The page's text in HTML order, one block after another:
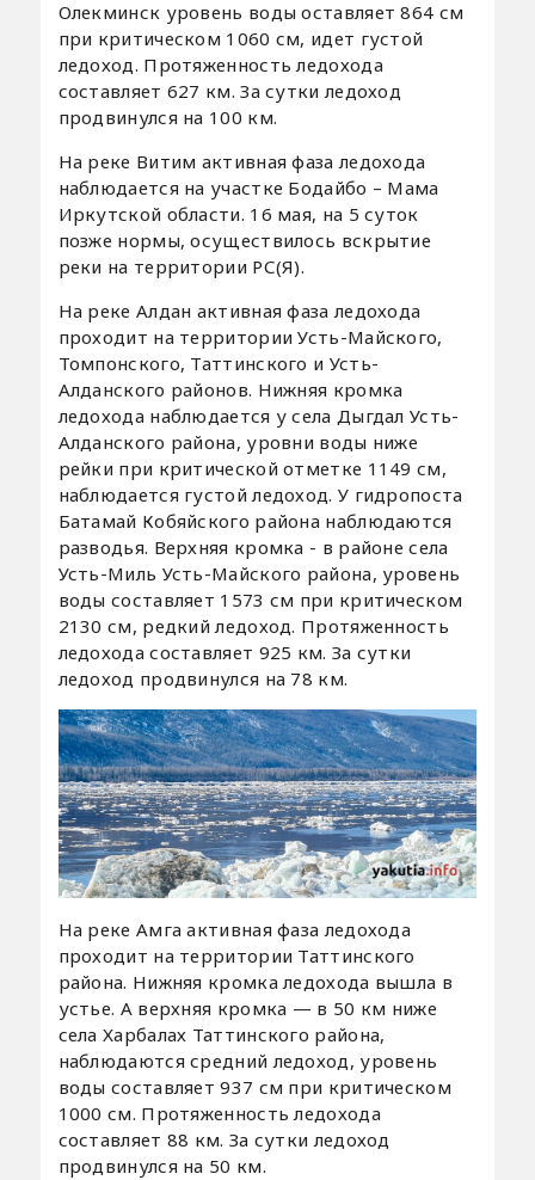
Олекминск уровень воды оставляет 864 см
при критическом 1060 см, идет густой
ледоход. Протяженность ледохода
составляет 627 км. За сутки ледоход
продвинулся на 100 км.
На реке Витим активная фаза ледохода
наблюдается на участке Бодайбо – Мама
Иркутской области. 16 мая, на 5 суток
позже нормы, осуществилось вскрытие
реки на территории РС(Я).
На реке Алдан активная фаза ледохода
проходит на территории Усть-Майского,
Томпонского, Таттинского и Усть-
Алданского районов. Нижняя кромка
ледохода наблюдается у села Дыгдал Усть-
Алданского района, уровни воды ниже
рейки при критической отметке 1149 см,
наблюдается густой ледоход. У гидропоста
Батамай Кобяйского района наблюдаются
разводья. Верхняя кромка - в районе села
Усть-Миль Усть-Майского района, уровень
воды составляет 1573 см при критическом
2130 см, редкий ледоход. Протяженность
ледохода составляет 925 км. За сутки
ледоход продвинулся на 78 км.
На реке Амга активная фаза ледохода
проходит на территории Таттинского
района. Нижняя кромка ледохода вышла в
устье. А верхняя кромка — в 50 км ниже
села Харбалах Таттинского района,
наблюдаются средний ледоход, уровень
воды составляет 937 см при критическом
1000 см. Протяженность ледохода
составляет 88 км. За сутки ледоход
продвинулся на 50 км.